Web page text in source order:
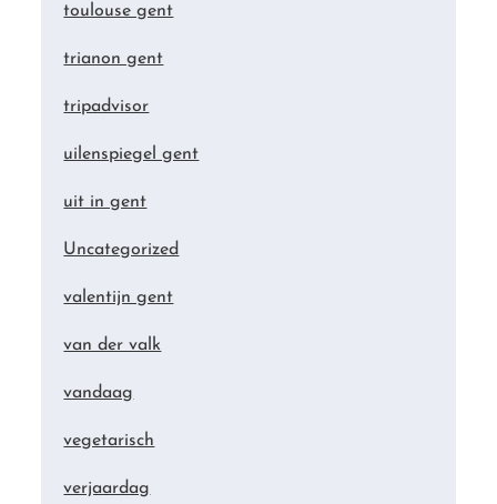
toulouse gent
trianon gent
tripadvisor
uilenspiegel gent
uit in gent
Uncategorized
valentijn gent
van der valk
vandaag
vegetarisch
verjaardag